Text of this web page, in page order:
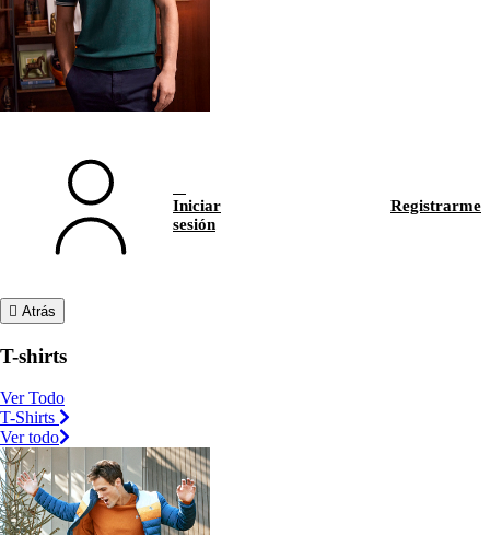
Iniciar
sesión
Registrarme
Atrás
T-shirts
Ver Todo
T-Shirts
Ver todo